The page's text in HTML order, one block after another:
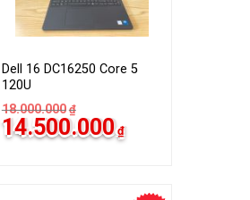
Dell 16 DC16250 Core 5
120U
18.000.000 ₫
14.500.000 ₫